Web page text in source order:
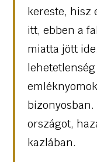
kereste, hisz
itt, ebben a
miatta jött
országot,
kazlában.